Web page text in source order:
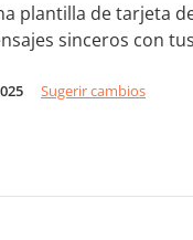
plantilla de tarjeta
sinceros con
Sugerir cambios